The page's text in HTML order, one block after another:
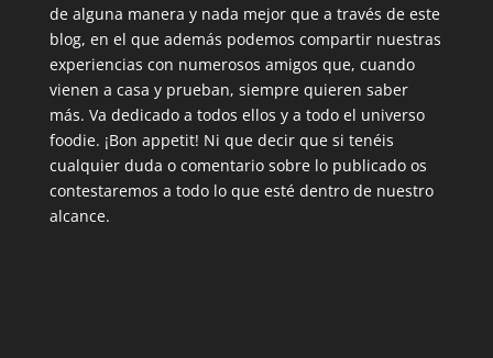
de alguna manera y nada mejor que a través de este
blog, en el que además podemos compartir nuestras
experiencias con numerosos amigos que, cuando
vienen a casa y prueban, siempre quieren saber
más. Va dedicado a todos ellos y a todo el universo
foodie. ¡Bon appetit! Ni que decir que si tenéis
cualquier duda o comentario sobre lo publicado os
contestaremos a todo lo que esté dentro de nuestro
alcance.